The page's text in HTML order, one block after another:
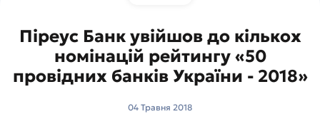
Піреус Банк увійшов до кількох
номінацій рейтингу «50
провідних банків України - 2018»
04 Травня 2018